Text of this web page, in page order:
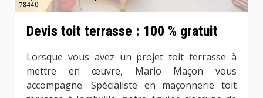
Devis toit terrasse : 100 % gratuit
Lorsque vous avez un projet toit terrasse à
mettre en œuvre, Mario Maçon vous
accompagne. Spécialiste en maçonnerie toit